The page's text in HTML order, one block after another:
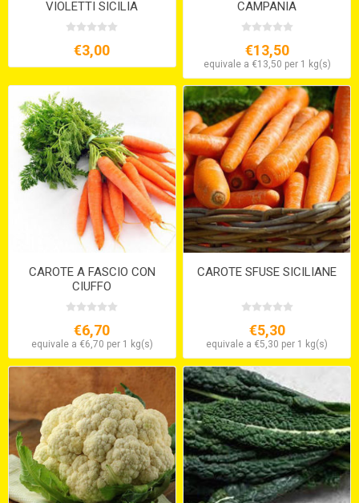
VIOLETTI SICILIA
€3,00
CAMPANIA
€13,50
equivale a €13,50 per 1 kg(s)
CAROTE A FASCIO CON
CIUFFO
€6,70
equivale a €6,70 per 1 kg(s)
CAROTE SFUSE SICILIANE
€5,30
equivale a €5,30 per 1 kg(s)